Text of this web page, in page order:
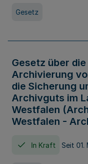
Gesetz
Gesetz über
Archivierung
die Sicherung
Archivguts im
Westfalen
Westfalen -
In Kraft Seit 01.